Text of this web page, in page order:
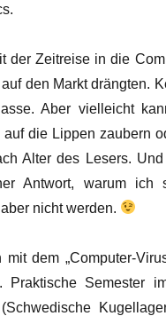
der Zeitreise in die
den Markt drängten.
Aber vielleicht
die Lippen zaubern
Alter des Lesers.
Antwort, warum
nicht werden.
dem „Computer-
Semester